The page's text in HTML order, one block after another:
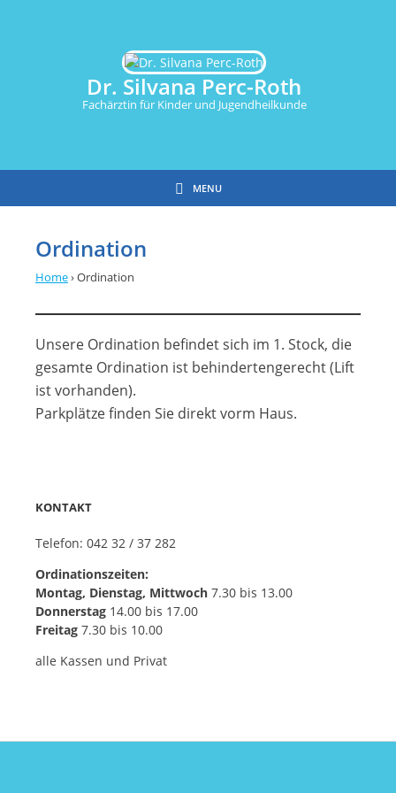
Dr. Silvana Perc-Roth
Fachärztin für Kinder und Jugendheilkunde
MENU
Ordination
Home›Ordination
Unsere Ordination befindet sich im 1. Stock, die
gesamte Ordination ist behindertengerecht (Lift
ist vorhanden).
Parkplätze finden Sie direkt vorm Haus.
KONTAKT
Telefon: 042 32 / 37 282
Ordinationszeiten:
Montag, Dienstag, Mittwoch 7.30 bis 13.00
Donnerstag 14.00 bis 17.00
Freitag 7.30 bis 10.00
alle Kassen und Privat